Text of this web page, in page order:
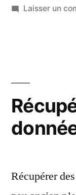
dans
Laisser un
Récupérer